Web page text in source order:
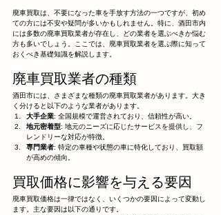
廃車買取は、不要になった車を手放す方法の一つですが、初め
ての方には不安や疑問が多いかもしれません。特に、酒田市内
には多数の廃車買取業者が存在し、どの業者を選ぶべきか悩む
方も多いでしょう。ここでは、廃車買取業者を選ぶ際に知って
おくべき基礎知識を解説します。
廃車買取業者の種類
酒田市には、さまざまな種類の廃車買取業者があります。大き
く分けると以下のような業者があります。
大手企業: 全国規模で運営されており、信頼性が高い。
地元密着型: 地元のニーズに応じたサービスを提供し、フ
レンドリーな対応が特徴。
専門業者: 特定の車種や状態の車に特化しており、買取額
が高めの傾向。
買取価格に影響を与える要因
廃車買取価格は一律ではなく、いくつかの要因によって変動し
ます。主な要因は以下の通りです。